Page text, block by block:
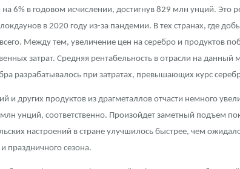
6% в годовом исчислении, достигнув 829 млн унций. Это
в 2020 году из-за пандемии. В тех странах, где
Между тем, увеличение цен на серебро и продуктов
затрат. Средняя рентабельность в отрасли на данный
разрабатывалось при затратах, превышающих курс
других продуктов из драгметаллов отчасти немного
унций, соответственно. Произойдет заметный подъем
настроений в стране улучшилось быстрее, чем
праздничного сезона.